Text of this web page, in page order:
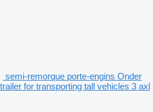
semi-remorque porte-engins Onder
for transporting tall vehicles 3 axl